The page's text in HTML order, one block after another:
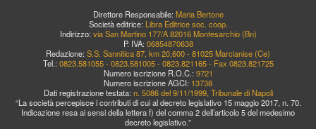
Direttore Responsabile: Maria Bertone
Società editrice: Libra Editrice soc. coop.
Indirizzo: via San Martino 177/A 82016 Montesarchio (Bn)
P. IVA: 06854870638
Redazione: S.S. Sannitica 87, km 20,600 - 81025 Marcianise (Ce)
Tel.: 0823.581055 - 0823.581005 - 0823.821165 - Fax 0823.821725
Numero iscrizione R.O.C.: 9721
Numero iscrizione AGCI: 13738
Dati registrazione testata: n. 5086 del 9/11/1999, Tribunale di Napoli
“La società percepisce i contributi di cui al decreto legislativo 15 maggio 2017, n. 70.
Indicazione resa ai sensi della lettera f) del comma 2 dell’articolo 5 del medesimo
decreto legislativo.”